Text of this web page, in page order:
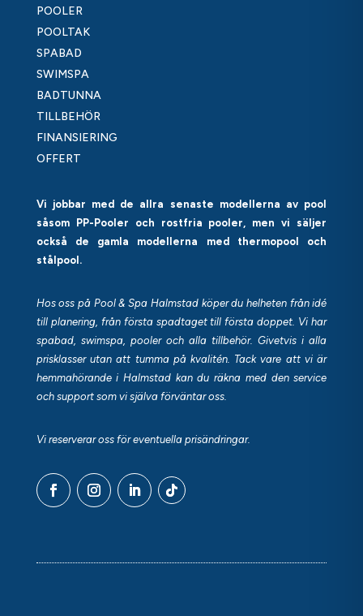
POOLER
POOLTAK
SPABAD
SWIMSPA
BADTUNNA
TILLBEHÖR
FINANSIERING
OFFERT
Vi jobbar med de allra senaste modellerna av pool
såsom PP-Pooler och rostfria pooler, men vi säljer
också de gamla modellerna med thermopool och
stålpool.
Hos oss på Pool & Spa Halmstad köper du helheten från idé
till planering, från första spadtaget till första doppet. Vi har
spabad, swimspa, pooler och alla tillbehör. Givetvis i alla
prisklasser utan att tumma på kvalitén. Tack vare att vi är
hemmahörande i Halmstad kan du räkna med den service
och support som vi själva förväntar oss.
Vi reserverar oss för eventuella prisändringar.